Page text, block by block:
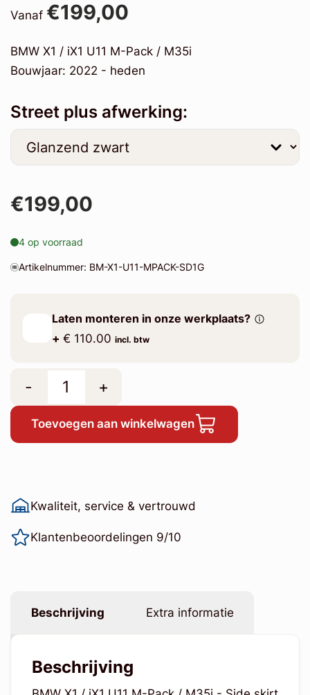
Vanaf €199,00
BMW X1 / iX1 U11 M-Pack / M35i
Bouwjaar: 2022 - heden
Street plus afwerking:
€199,00
4 op voorraad
Artikelnummer: BM-X1-U11-MPACK-SD1G
Laten monteren in onze werkplaats?
+ € 110.00 incl. btw
- +
Toevoegen aan winkelwagen
Kwaliteit, service & vertrouwd
Klantenbeoordelingen 9/10
Beschrijving Extra informatie
Beschrijving